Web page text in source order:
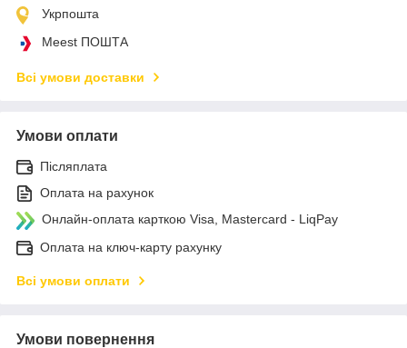
Укрпошта
Meest ПОШТА
Всі умови доставки
Умови оплати
Післяплата
Оплата на рахунок
Онлайн-оплата карткою Visa, Mastercard - LiqPay
Оплата на ключ-карту рахунку
Всі умови оплати
Умови повернення